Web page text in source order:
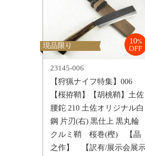
現品限り
10%
OFF
23145-006
【狩猟ナイフ特集】006
【桜拵鞘】【胡桃鞘】土佐
腰鉈 210 土佐オリジナル白
鋼 片刃(右) 黒仕上 黒丸
クルミ鞘 桜巻(樫) 【晶
之作】 【訳有/展示会展